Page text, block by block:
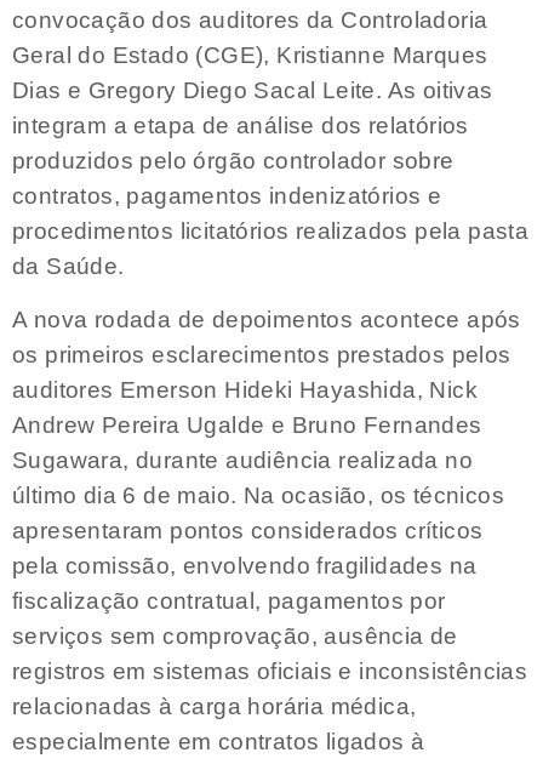
convocação dos auditores da Controladoria
Geral do Estado (CGE), Kristianne Marques
Dias e Gregory Diego Sacal Leite. As oitivas
integram a etapa de análise dos relatórios
produzidos pelo órgão controlador sobre
contratos, pagamentos indenizatórios e
procedimentos licitatórios realizados pela pasta
da Saúde.
A nova rodada de depoimentos acontece após
os primeiros esclarecimentos prestados pelos
auditores Emerson Hideki Hayashida, Nick
Andrew Pereira Ugalde e Bruno Fernandes
Sugawara, durante audiência realizada no
último dia 6 de maio. Na ocasião, os técnicos
apresentaram pontos considerados críticos
pela comissão, envolvendo fragilidades na
fiscalização contratual, pagamentos por
serviços sem comprovação, ausência de
registros em sistemas oficiais e inconsistências
relacionadas à carga horária médica,
especialmente em contratos ligados à